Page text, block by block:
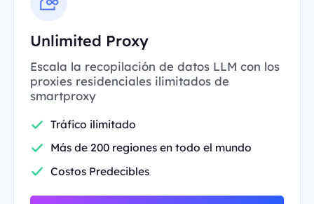
Unlimited Proxy
Escala la recopilación de datos LLM con los
proxies residenciales ilimitados de
smartproxy
Tráfico ilimitado
Más de 200 regiones en todo el mundo
Costos Predecibles